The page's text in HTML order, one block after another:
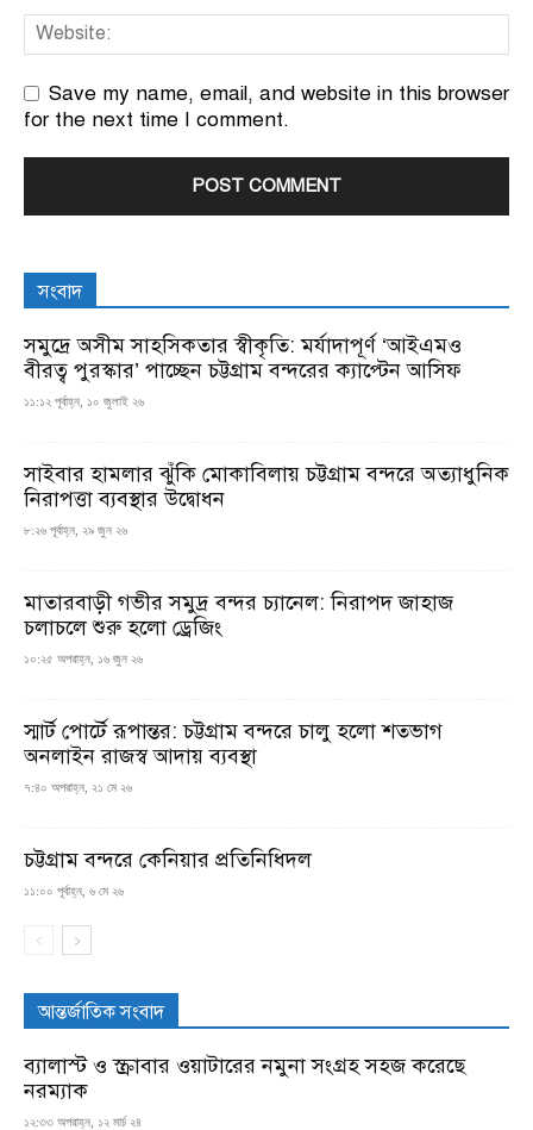
Save my name, email, and website in this browser
for the next time I comment.
সংবাদ
সমুদ্রে অসীম সাহসিকতার স্বীকৃতি: মর্যাদাপূর্ণ ‘আইএমও
বীরত্ব পুরস্কার’ পাচ্ছেন চট্টগ্রাম বন্দরের ক্যাপ্টেন আসিফ
১১:১২ পূর্বাহ্ন, ১০ জুলাই ২৬
সাইবার হামলার ঝুঁকি মোকাবিলায় চট্টগ্রাম বন্দরে অত্যাধুনিক
নিরাপত্তা ব্যবস্থার উদ্বোধন
৮:২৬ পূর্বাহ্ন, ২৯ জুন ২৬
মাতারবাড়ী গভীর সমুদ্র বন্দর চ্যানেল: নিরাপদ জাহাজ
চলাচলে শুরু হলো ড্রেজিং
১০:২৫ অপরাহ্ন, ১৬ জুন ২৬
স্মার্ট পোর্টে রূপান্তর: চট্টগ্রাম বন্দরে চালু হলো শতভাগ
অনলাইন রাজস্ব আদায় ব্যবস্থা
৭:৪০ অপরাহ্ন, ২১ মে ২৬
চট্টগ্রাম বন্দরে কেনিয়ার প্রতিনিধিদল
১১:০০ পূর্বাহ্ন, ৬ মে ২৬
আন্তর্জাতিক সংবাদ
ব্যালাস্ট ও স্ক্রাবার ওয়াটারের নমুনা সংগ্রহ সহজ করেছে
নরম্যাক
১২:৩৩ অপরাহ্ন, ১২ মার্চ ২৪